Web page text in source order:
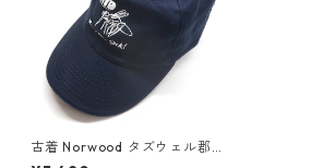
古着 Norwood タズウェル郡
保健局 キャンペーン ユーモア